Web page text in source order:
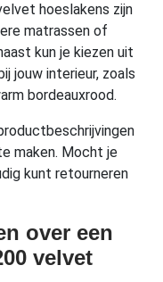
hoeslakens zijn
matrassen of
kun je kiezen uit
jouw interieur, zoals
bordeauxrood.
maken. Mocht je
kunt retourneren
over een
velvet